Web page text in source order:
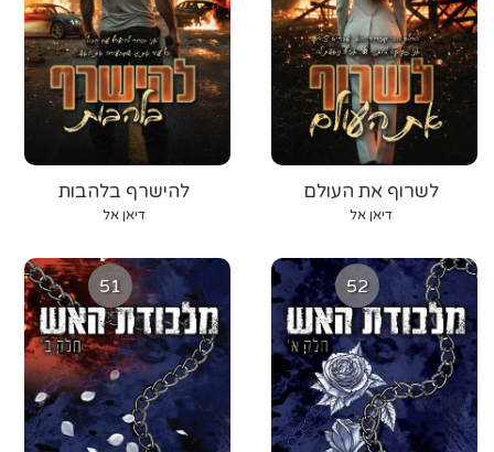
להישרף בלהבות
דיאן אל
לשרוף את העולם
דיאן אל
51 52